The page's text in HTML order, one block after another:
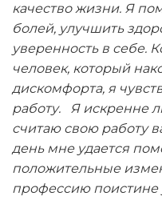
качество жизни. Я
болей, улучшить
уверенность в себе.
человек, который
дискомфорта, я
работу. Я искренне
считаю свою работу
день мне удается
положительные
профессию поистине